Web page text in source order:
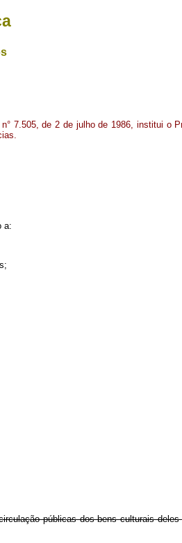
7.505, de 2 de julho de 1986, institui o
a:
públicas dos bens culturais